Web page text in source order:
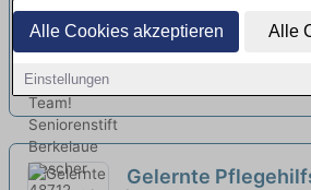
Alle Cookies akzeptieren Alle
Einstellungen
- Komm in unser
Seniorenstift Berkelaue |
Gelernte